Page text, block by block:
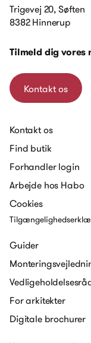
Trigevej 20, Søften
8382 Hinnerup
Tilmeld dig vores
Kontakt os
Kontakt os
Find butik
Forhandler login
Arbejde hos Habo
Cookies
Guider
For arkitekter
Digitale brochurer